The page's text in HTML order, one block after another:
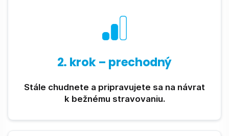
2. krok – prechodný
Stále chudnete a pripravujete sa na návrat
k bežnému stravovaniu.